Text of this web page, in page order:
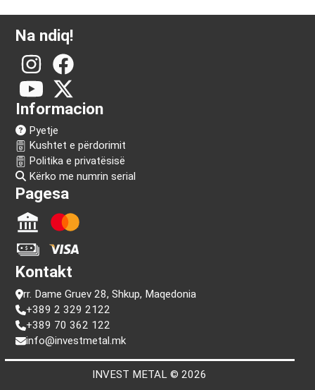
Na ndiq!
Informacion
Pyetje
Politika e privatësisë
Kërko me numrin serial
Pagesa